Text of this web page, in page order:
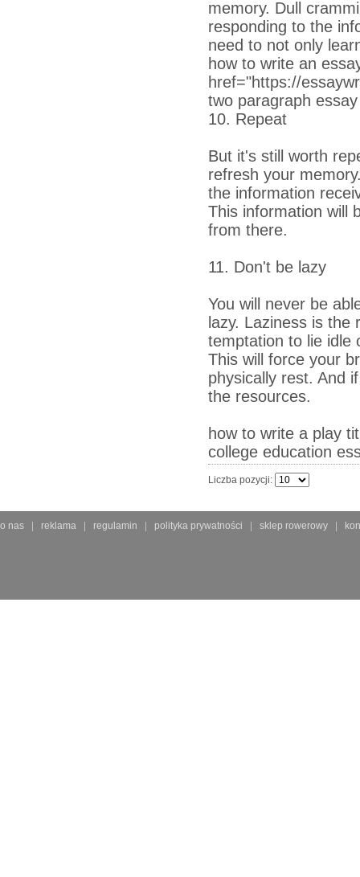
memory. Dull
responding to the
need to not only
how to write an
href="https://
two paragraph essay
10. Repeat
But it's still worth
refresh your
the information
This information will
from there.
11. Don't be lazy
You will never be
lazy. Laziness is
temptation to lie idle
This will force your
physically rest. And
the resources.
how to write a play
college education
Liczba pozycji:
o nas reklama regulamin polityka prywatności sklep rowerowy